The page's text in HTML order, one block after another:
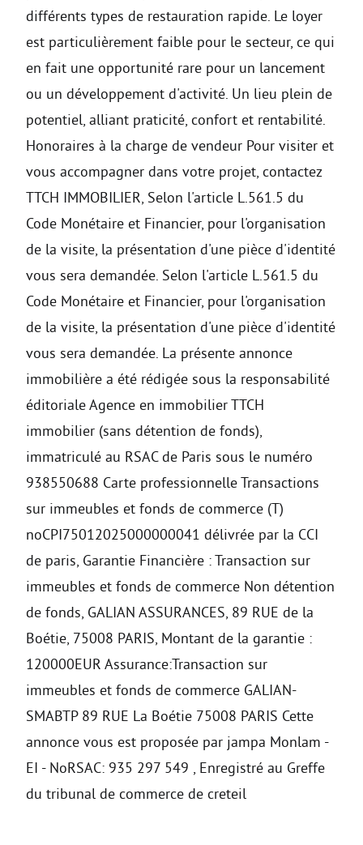
différents types de restauration rapide. Le loyer
est particulièrement faible pour le secteur, ce qui
en fait une opportunité rare pour un lancement
ou un développement d'activité. Un lieu plein de
potentiel, alliant praticité, confort et rentabilité.
Honoraires à la charge de vendeur Pour visiter et
vous accompagner dans votre projet, contactez
TTCH IMMOBILIER, Selon l'article L.561.5 du
Code Monétaire et Financier, pour l'organisation
de la visite, la présentation d'une pièce d'identité
vous sera demandée. Selon l'article L.561.5 du
Code Monétaire et Financier, pour l'organisation
de la visite, la présentation d'une pièce d'identité
vous sera demandée. La présente annonce
immobilière a été rédigée sous la responsabilité
éditoriale Agence en immobilier TTCH
immobilier (sans détention de fonds),
immatriculé au RSAC de Paris sous le numéro
938550688 Carte professionnelle Transactions
sur immeubles et fonds de commerce (T)
noCPI75012025000000041 délivrée par la CCI
de paris, Garantie Financière : Transaction sur
immeubles et fonds de commerce Non détention
de fonds, GALIAN ASSURANCES, 89 RUE de la
Boétie, 75008 PARIS, Montant de la garantie :
120000EUR Assurance:Transaction sur
immeubles et fonds de commerce GALIAN-
SMABTP 89 RUE La Boétie 75008 PARIS Cette
annonce vous est proposée par jampa Monlam -
EI - NoRSAC: 935 297 549 , Enregistré au Greffe
du tribunal de commerce de creteil